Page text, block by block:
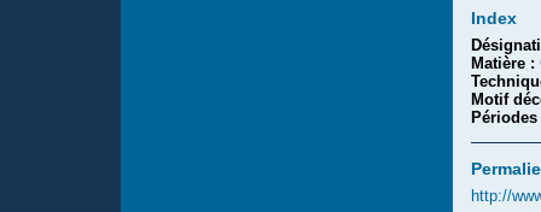
Index
Matière :
Motif
http://